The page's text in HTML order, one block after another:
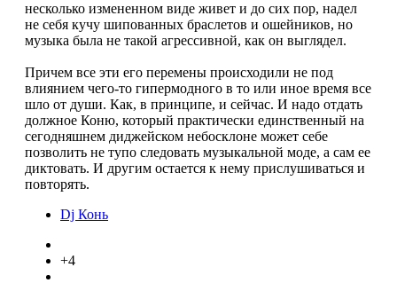
несколько измененном виде живет и до сих пор, надел
не себя кучу шипованных браслетов и ошейников, но
музыка была не такой агрессивной, как он выглядел.
Причем все эти его перемены происходили не под
влиянием чего-то гипермодного в то или иное время все
шло от души. Как, в принципе, и сейчас. И надо отдать
должное Коню, который практически единственный на
сегодняшнем диджейском небосклоне может себе
позволить не тупо следовать музыкальной моде, а сам ее
диктовать. И другим остается к нему прислушиваться и
повторять.
Dj Конь
+4